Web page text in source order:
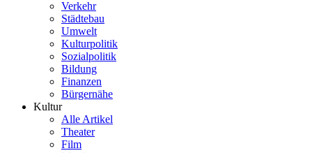
Verkehr
Städtebau
Umwelt
Kulturpolitik
Sozialpolitik
Bildung
Finanzen
Bürgernähe
Kultur
Alle Artikel
Theater
Film